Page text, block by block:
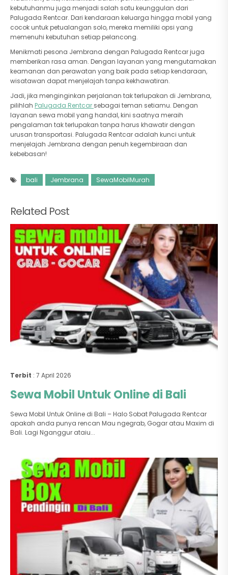
kebutuhanmu juga menjadi salah satu keunggulan dari
Palugada Rentcar. Dari kendaraan keluarga hingga mobil yang
cocok untuk petualangan solo, mereka memiliki opsi yang
memenuhi kebutuhan setiap pelancong.
Menikmati pesona Jembrana dengan Palugada Rentcar juga
memberikan rasa aman. Dengan layanan yang mengutamakan
keamanan dan perawatan yang baik pada setiap kendaraan,
wisatawan dapat menjelajah tanpa kekhawatiran.
Jadi, jika menginginkan perjalanan tak terlupakan di Jembrana,
pilihlah Palugada Rentcar sebagai teman setiamu. Dengan
layanan sewa mobil yang handal, kini saatnya meraih
pengalaman tak terlupakan tanpa harus khawatir dengan
urusan transportasi. Palugada Rentcar adalah kunci untuk
menjelajah Jembrana dengan penuh kegembiraan dan
kebebasan!
bali Jembrana SewaMobilMurah
Related Post
Terbit : 7 April 2026
Sewa Mobil Untuk Online di Bali
Sewa Mobil Untuk Online di Bali – Halo Sobat Palugada Rentcar
apakah anda punya rencan Mau ngegrab, Gogar atau Maxim di
Bali. Lagi Nganggur ataiu...